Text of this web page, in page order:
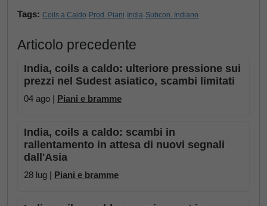
Tags: Coils a Caldo Prod. Piani India Subcon. Indiano
Articolo precedente
India, coils a caldo: ulteriore pressione sui
prezzi nel Sudest asiatico, scambi limitati
04 ago | Piani e bramme
India, coils a caldo: scambi in
rallentamento in attesa di nuovi segnali
dall'Asia
28 lug | Piani e bramme